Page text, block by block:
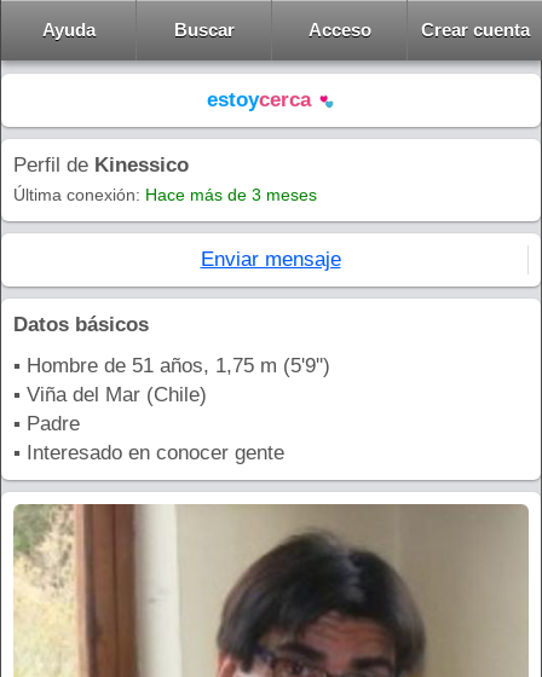
Ayuda Buscar Acceso Crear cuenta
estoycerca
Perfil de Kinessico
Última conexión: Hace más de 3 meses
Enviar mensaje
Datos básicos
▪ Hombre de 51 años, 1,75 m (5'9'')
▪ Viña del Mar (Chile)
▪ Padre
▪ Interesado en conocer gente